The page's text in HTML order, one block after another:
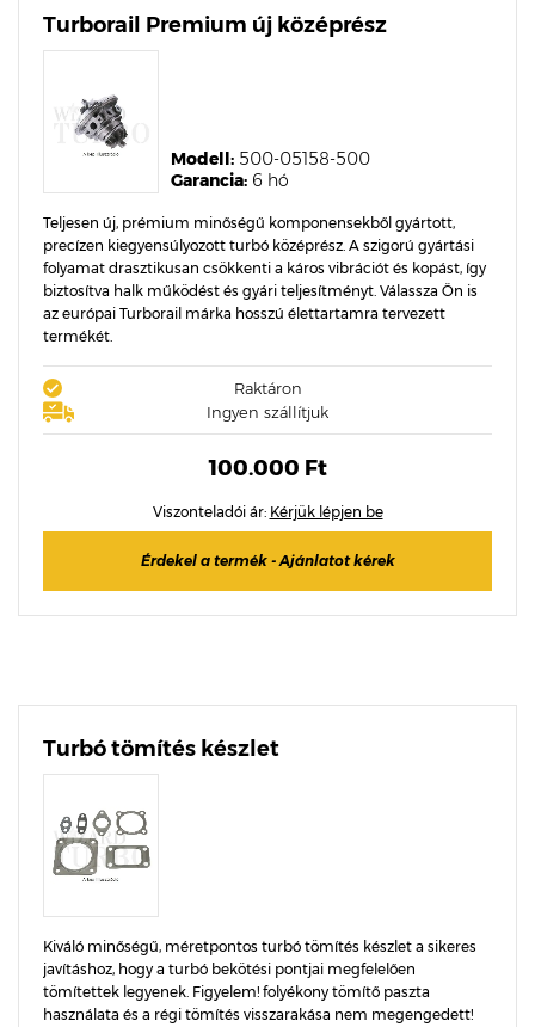
Turborail Premium új középrész
Garancia: 6 hó
Modell: 500-05158-500
Teljesen új, prémium minőségű komponensekből gyártott,
precízen kiegyensúlyozott turbó középrész. A szigorú gyártási
folyamat drasztikusan csökkenti a káros vibrációt és kopást, így
biztosítva halk működést és gyári teljesítményt. Válassza Ön is
az európai Turborail márka hosszú élettartamra tervezett
termékét.
Raktáron
Ingyen szállítjuk
100.000 Ft
Viszonteladói ár: Kérjük lépjen be
Érdekel a termék - Ajánlatot kérek
Turbó tömítés készlet
Kiváló minőségű, méretpontos turbó tömítés készlet a sikeres
javításhoz, hogy a turbó bekötési pontjai megfelelően
tömítettek legyenek. Figyelem! folyékony tömítő paszta
használata és a régi tömítés visszarakása nem megengedett!